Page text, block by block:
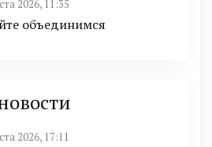
2026, 11:35
объединимся
2026, 17:11